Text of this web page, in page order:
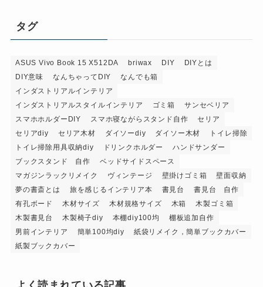
タグ
ASUS Vivo Book 15 X512DA briwax DIY
DIYとは
DIY意味
なんちゃってDIY
なんでも箱
インダストリアルインテリア
インダストリアルスタイルインテリア
ゴミ箱
サンセベリア
スマホホルダーDIY
スマホ寝ながらスタンド自作
セリア
セリアdiy
セリア木材 ダイソーdiy ダイソー木材
トイレ掃除
トイレ掃除用具収納diy
ドリンクホルダー
ハンドサンダー
ブックスタンド 自作
ベッドサイドスペース
マガジンラックリメイク
ヴィンテージ 壁掛けゴミ箱
壁面収納
夢の書斎とは
旅を感じるインテリア本 書見台
書見台 自作
有孔ボード
木材サイズ 木材規格サイズ 木箱
木製ゴミ箱
木製書見台
木製椅子diy 本棚diy100均
棚板追加自作
男前インテリア
簡単100均diy
紙袋リメイク，簡単ブックカバー
紙製ブックカバー